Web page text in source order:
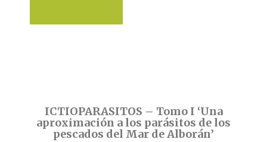
ICTIOPARASITOS – Tomo I ‘Una
aproximación a los parásitos de los
pescados del Mar de Alborán’